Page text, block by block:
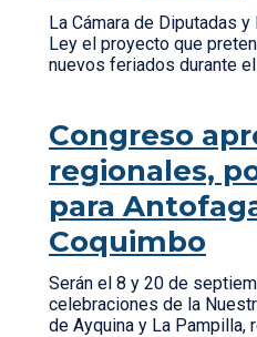
La Cámara de Diputadas
Ley el proyecto que
nuevos feriados durante
Congreso
regionales,
para
Coquimbo
Serán el 8 y 20 de
celebraciones de la
de Ayquina y La Pampilla,